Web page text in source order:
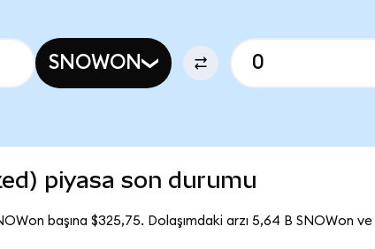
SNOWON
piyasa son durumu
başına $325,75. Dolaşımdaki arzı 5,64 B SNOWon